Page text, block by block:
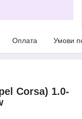
Оплата Умови
Corsa) 1.0-